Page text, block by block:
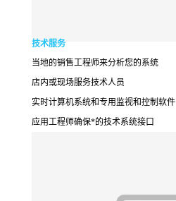
技术服务
当地的销售工程师来分析您的系统
店内或现场服务技术人员
实时计算机系统和专用监视和控制软件
应用工程师确保*的技术系统接口